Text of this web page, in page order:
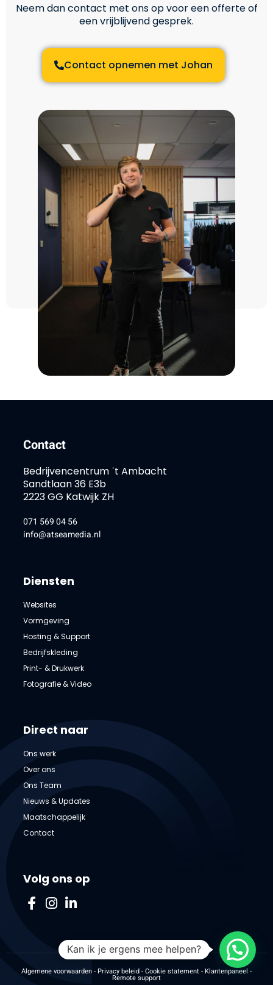
Neem dan contact met ons op voor een offerte of
een vrijblijvend gesprek.
Contact opnemen met Johan
Contact
Bedrijvencentrum ˈt Ambacht
Sandtlaan 36 E3b
2223 GG Katwijk ZH
071 569 04 56
info@atseamedia.nl
Diensten
Websites
Vormgeving
Hosting & Support
Bedrijfskleding
Print- & Drukwerk
Fotografie & Video
Direct naar
Ons werk
Over ons
Ons Team
Nieuws & Updates
Maatschappelijk
Contact
Volg ons op
Algemene voorwaarden- Privacy beleid-Cookie statement- Klantenpaneel -
Remote support
Kan ik je ergens mee helpen?